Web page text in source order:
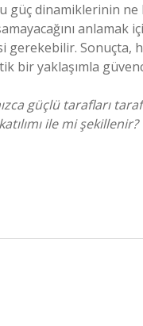
güç dinamiklerinin
gerekebilir. Sonuçta,
bir yaklaşımla
güçlü tarafları
ile mi şekillenir?